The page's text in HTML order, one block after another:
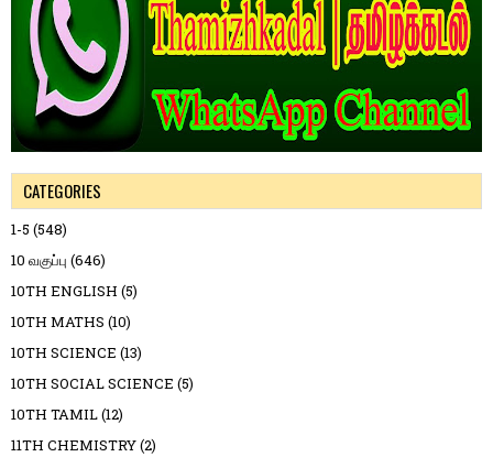
CATEGORIES
1-5 (548)
10 வகுப்பு (646)
10TH ENGLISH (5)
10TH MATHS (10)
10TH SCIENCE (13)
10TH SOCIAL SCIENCE (5)
10TH TAMIL(12)
11TH CHEMISTRY(2)